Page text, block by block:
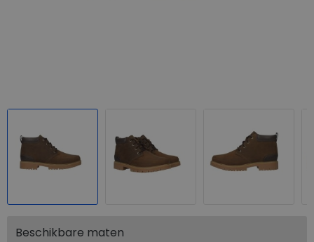
Beschikbare maten